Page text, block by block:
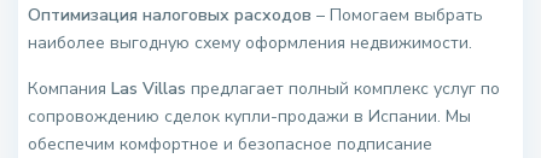
Оптимизация налоговых расходов – Помогаем выбрать
наиболее выгодную схему оформления недвижимости.
КомпанияLas Villas предлагает полный комплекс услуг по
сопровождению сделок купли-продажи в Испании. Мы
обеспечим комфортное и безопасное подписание